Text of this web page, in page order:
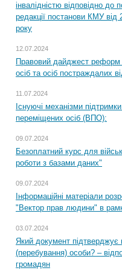
інвалідністю відповідно
редакції постанови КМУ
року
12.07.2024
Правовий дайджест реформ
осіб та осіб постраждалих
11.07.2024
Існуючі механізми
переміщених осіб (ВПО):
09.07.2024
Безоплатний курс для
роботи з базами даних"
09.07.2024
Інформаційні матеріали
"Вектор прав людини" в
03.07.2024
Який документ підтверджує
(перебування) особи? –
громадян